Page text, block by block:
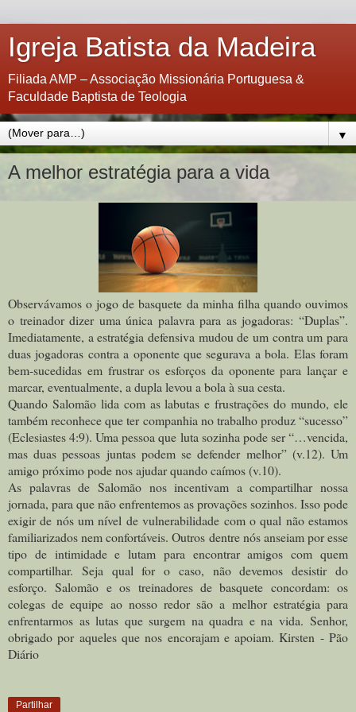
Igreja Batista da Madeira
Filiada AMP – Associação Missionária Portuguesa &
Faculdade Baptista de Teologia
▼
A melhor estratégia para a vida
Observávamos o jogo de basquete da minha filha quando ouvimos
o treinador dizer uma única palavra para as jogadoras: “Duplas”.
Imediatamente, a estratégia defensiva mudou de um contra um para
duas jogadoras contra a oponente que segurava a bola. Elas foram
bem-sucedidas em frustrar os esforços da oponente para lançar e
marcar, eventualmente, a dupla levou a bola à sua cesta.
Quando Salomão lida com as labutas e frustrações do mundo, ele
também reconhece que ter companhia no trabalho produz “sucesso”
(Eclesiastes 4:9). Uma pessoa que luta sozinha pode ser “…vencida,
mas duas pessoas juntas podem se defender melhor” (v.12). Um
amigo próximo pode nos ajudar quando caímos (v.10).
As palavras de Salomão nos incentivam a compartilhar nossa
jornada, para que não enfrentemos as provações sozinhos. Isso pode
exigir de nós um nível de vulnerabilidade com o qual não estamos
familiarizados nem confortáveis. Outros dentre nós anseiam por esse
tipo de intimidade e lutam para encontrar amigos com quem
compartilhar. Seja qual for o caso, não devemos desistir do
esforço.Salomão e os treinadores de basquete concordam: os
colegas de equipe ao nosso redor são a melhor estratégia para
enfrentarmos as lutas que surgem na quadra e na vida. Senhor,
obrigado por aqueles que nos encorajam e apoiam. Kirsten - Pão
Diário
Partilhar